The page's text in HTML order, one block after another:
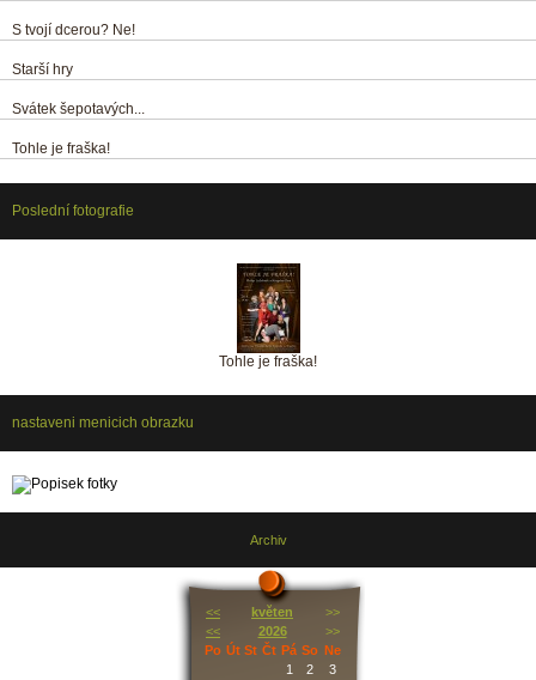
S tvojí dcerou? Ne!
Starší hry
Svátek šepotavých...
Tohle je fraška!
Poslední fotografie
Tohle je fraška!
nastaveni menicich obrazku
Archiv
<< květen
>>
<<
2026
>>
Po Út St Čt Pá So Ne
1
2 3